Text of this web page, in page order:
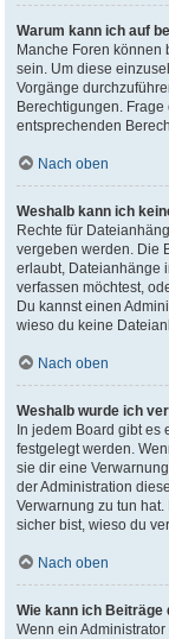
Warum kann ich auf
Manche Foren können
sein. Um diese
Vorgänge
Berechtigungen.
entsprechenden
Nach oben
Weshalb kann ich
Rechte für
vergeben werden. Die
erlaubt, Dateianhänge
verfassen möchtest,
Du kannst einen
wieso du keine
Nach oben
Weshalb wurde ich
In jedem Board gibt es
festgelegt werden.
sie dir eine
der Administration
Verwarnung zu tun
sicher bist, wieso du
Nach oben
Wie kann ich Beiträge
Wenn ein